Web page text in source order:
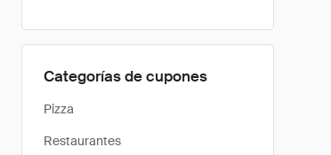
Categorías de cupones
Pizza
Restaurantes